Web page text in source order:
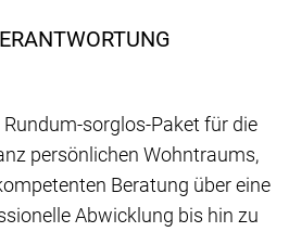
sorglos-Paket für die
persönlichen Wohntraums,
Beratung über eine
Abwicklung bis hin zu